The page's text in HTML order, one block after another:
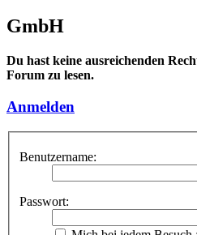
GmbH
Du hast keine ausreichenden
Forum zu lesen.
Anmelden
Benutzername:
Passwort: